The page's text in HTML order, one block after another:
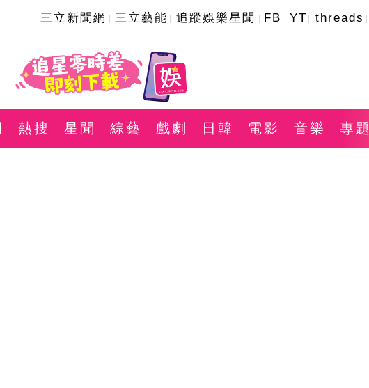
三立新聞網 三立藝能 追蹤娛樂星聞 FB YT threads
熱搜 星聞 綜藝 戲劇 日韓 電影 音樂 專題